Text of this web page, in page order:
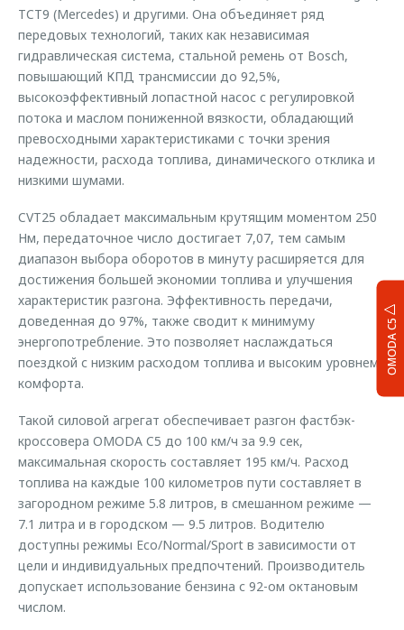
OMODA C5
TCT9 (Mercedes) и другими. Она объединяет ряд
передовых технологий, таких как независимая
гидравлическая система, стальной ремень от Bosch,
повышающий КПД трансмиссии до 92,5%,
высокоэффективный лопастной насос с регулировкой
потока и маслом пониженной вязкости, обладающий
превосходными характеристиками с точки зрения
надежности, расхода топлива, динамического отклика и
низкими шумами.
CVT25 обладает максимальным крутящим моментом 250
Нм, передаточное число достигает 7,07, тем самым
диапазон выбора оборотов в минуту расширяется для
достижения большей экономии топлива и улучшения
характеристик разгона. Эффективность передачи,
доведенная до 97%, также сводит к минимуму
энергопотребление. Это позволяет наслаждаться
поездкой с низким расходом топлива и высоким уровнем
комфорта.
Такой силовой агрегат обеспечивает разгон фастбэк-
кроссовера OMODA C5 до 100 км/ч за 9.9 сек,
максимальная скорость составляет 195 км/ч. Расход
топлива на каждые 100 километров пути составляет в
загородном режиме 5.8 литров, в смешанном режиме —
7.1 литра и в городском — 9.5 литров. Водителю
доступны режимы Eco/Normal/Sport в зависимости от
цели и индивидуальных предпочтений. Производитель
допускает использование бензина с 92-ом октановым
числом.